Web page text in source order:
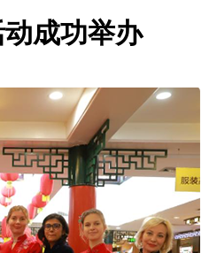
成功举办